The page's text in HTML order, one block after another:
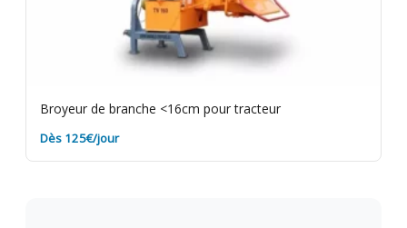
Broyeur de branche <16cm pour tracteur
Dès 125€/jour